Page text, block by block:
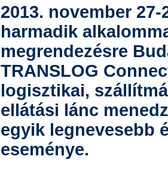
2013. november
harmadik
megrendezésre
TRANSLOG
logisztikai,
ellátási lánc
egyik legnevesebb
eseménye.